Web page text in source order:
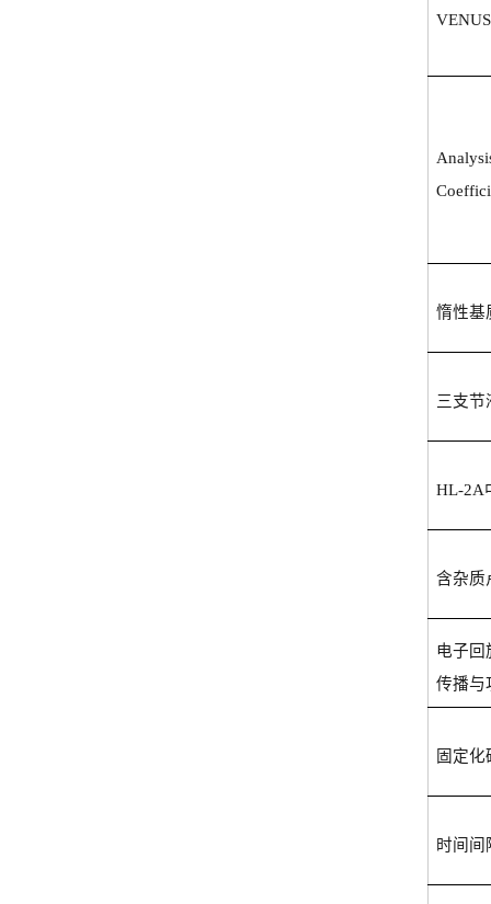
惰性基
三支节
HL-2A
含杂质
电子回
传播与
固定
时间间